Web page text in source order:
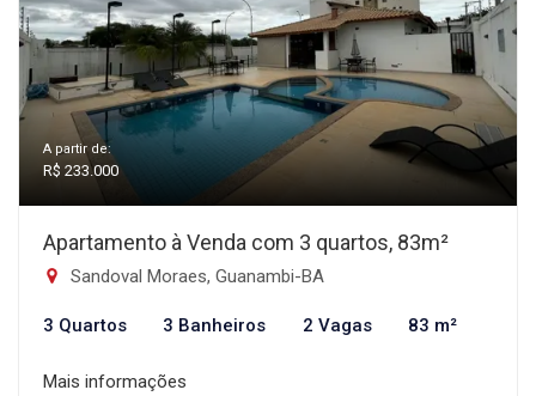
A partir de:
R$ 233.000
Apartamento à Venda com 3 quartos, 83m²
Sandoval Moraes, Guanambi-BA
3 Quartos 3 Banheiros 2 Vagas 83 m²
Mais informações